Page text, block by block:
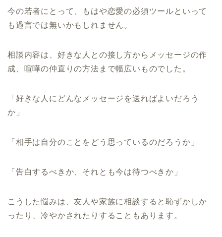
今の若者にとって、もはや恋愛の必須ツールといって
も過言では無いかもしれません。
相談内容は、好きな人との接し方からメッセージの作
成、喧嘩の仲直りの方法まで幅広いものでした。
「好きな人にどんなメッセージを送ればよいだろう
か」
「相手は自分のことをどう思っているのだろうか」
「告白するべきか、それとも今は待つべきか」
こうした悩みは、友人や家族に相談すると恥ずかしか
ったり、冷やかされたりすることもあります。